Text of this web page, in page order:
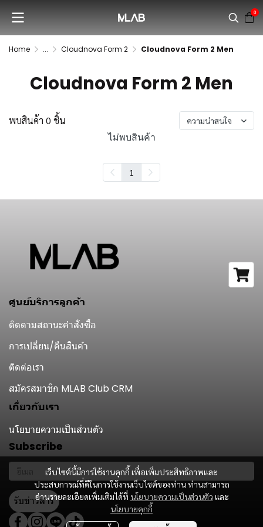
0
Home ... Cloudnova Form 2 Cloudnova Form 2 Men
Cloudnova Form 2 Men
พบสินค้า 0 ชิ้น ความน่าสนใจ
ไม่พบสินค้า
1
เว็บไซต์นี้มีการใช้งานคุกกี้ เพื่อเพิ่มประสิทธิภาพและ
ประสบการณ์ที่ดีในการใช้งานเว็บไซต์ของท่าน ท่านสามารถ
อ่านรายละเอียดเพิ่มเติมได้ที่ นโยบายความเป็นส่วนตัว และ
นโยบายคุกกี้
ศูนย์บริการลูกค้า
ติดตามสถานะคำสั่งซื้อ
การเปลี่ยน/คืนสินค้า
ติดต่อเรา
สมัครสมาชิก MLAB Club CRM
เกี่ยวกับเรา
นโยบายความเป็นส่วนตัว
Subscribe
รับข่าวสาร